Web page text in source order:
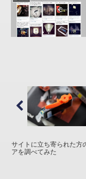
サイトに立ち寄られた方
アを調べてみた